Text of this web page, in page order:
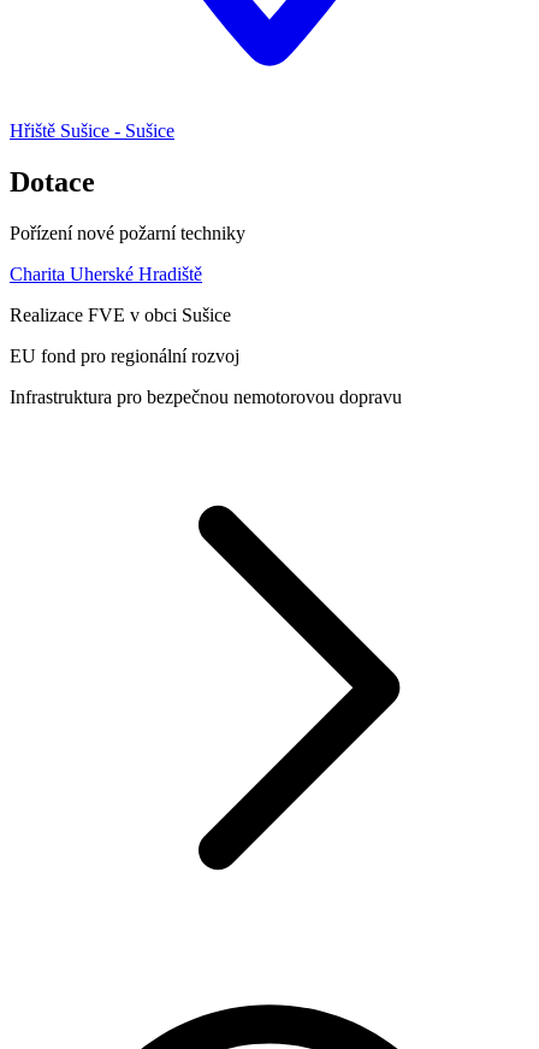
Hřiště Sušice - Sušice
Dotace
Pořízení nové požarní techniky
Charita Uherské Hradiště
Realizace FVE v obci Sušice
EU fond pro regionální rozvoj
Infrastruktura pro bezpečnou nemotorovou dopravu